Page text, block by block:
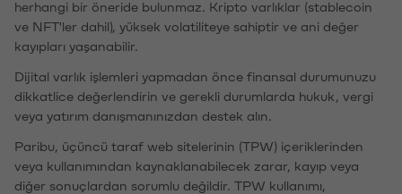
herhangi bir öneride bulunmaz. Kripto varlıklar (stablecoin
ve NFT'ler dahil), yüksek volatiliteye sahiptir ve ani değer
kayıpları yaşanabilir.
Dijital varlık işlemleri yapmadan önce finansal durumunuzu
dikkatlice değerlendirin ve gerekli durumlarda hukuk, vergi
veya yatırım danışmanınızdan destek alın.
Paribu, üçüncü taraf web sitelerinin (TPW) içeriklerinden
veya kullanımından kaynaklanabilecek zarar, kayıp veya
diğer sonuçlardan sorumlu değildir. TPW kullanımı,